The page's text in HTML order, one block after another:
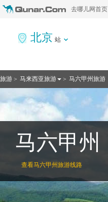
去哪儿网首页
北京 站
旅游 > 马来西亚旅游 > 马六甲州旅游
马六甲州
查看马六甲州旅游线路